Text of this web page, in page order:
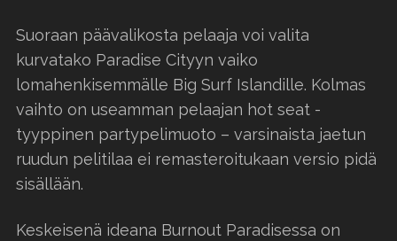
Suoraan päävalikosta pelaaja voi valita
kurvatako Paradise Cityyn vaiko
lomahenkisemmälle Big Surf Islandille. Kolmas
vaihto on useamman pelaajan hot seat -
tyyppinen partypelimuoto – varsinaista jaetun
ruudun pelitilaa ei remasteroitukaan versio pidä
sisällään.
Keskeisenä ideana Burnout Paradisessa on